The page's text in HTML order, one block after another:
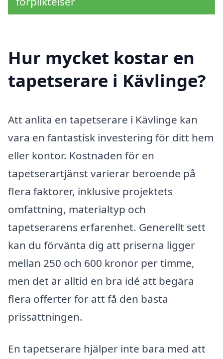
Hur mycket kostar en
tapetserare i Kävlinge?
Att anlita en tapetserare i Kävlinge kan
vara en fantastisk investering för ditt hem
eller kontor. Kostnaden för en
tapetserartjänst varierar beroende på
flera faktorer, inklusive projektets
omfattning, materialtyp och
tapetserarens erfarenhet. Generellt sett
kan du förvänta dig att priserna ligger
mellan 250 och 600 kronor per timme,
men det är alltid en bra idé att begära
flera offerter för att få den bästa
prissättningen.
En tapetserare hjälper inte bara med att